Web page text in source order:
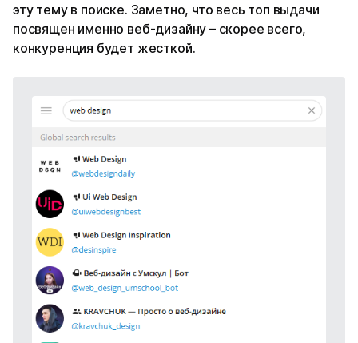
эту тему в поиске. Заметно, что весь топ выдачи
посвящен именно веб-дизайну – скорее всего,
конкуренция будет жесткой.